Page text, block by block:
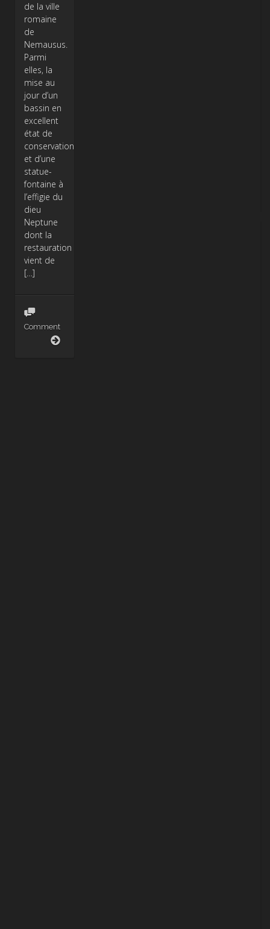
de la ville
romaine
de
Nemausus.
Parmi
elles, la
mise au
jour d’un
bassin en
excellent
état de
conservation
et d’une
statue-
fontaine à
l’effigie du
dieu
Neptune
dont la
restauration
vient de
[…]
Comment